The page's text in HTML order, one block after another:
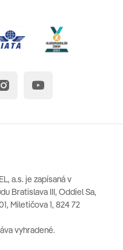
a.s. je zapísaná v
Bratislava III, Oddiel Sa,
Miletičova 1, 824 72
vyhradené.